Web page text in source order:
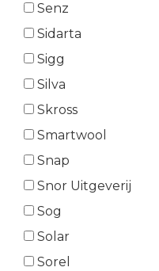
Senz
Sidarta
Sigg
Silva
Skross
Smartwool
Snap
Snor Uitgeverij
Sog
Solar
Sorel